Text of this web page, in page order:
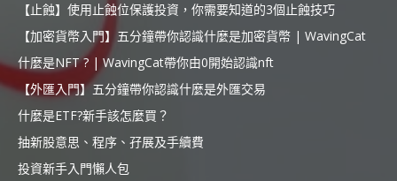
【止蝕】使用止蝕位保護投資，你需要知道的3個止蝕技巧
【加密貨幣入門】五分鐘帶你認識什麼是加密貨幣 | WavingCat
什麼是NFT ? | WavingCat帶你由0開始認識nft
【外匯入門】五分鐘帶你認識什麼是外匯交易
什麼是ETF?新手該怎麼買？
抽新股意思、程序、孖展及手續費
投資新手入門懶人包